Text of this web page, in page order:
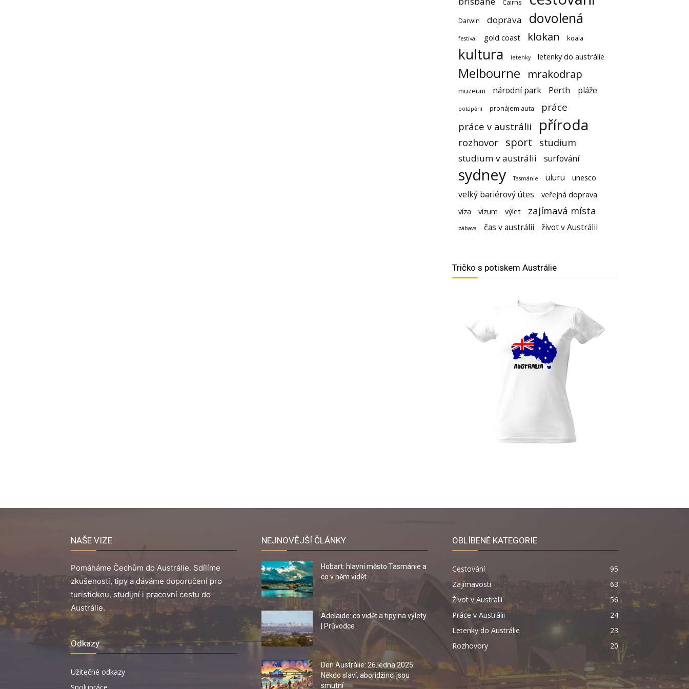
Cairns
Darwin doprava dovolená
festival gold coast klokan koala
kultura letenky letenky do austrálie
Melbourne mrakodrap
muzeum národní park Perth pláže
potápění pronájem auta
práce
práce v austrálii
příroda
rozhovor sport studium
studium v austrálii surfování
sydney Tasmánie uluru unesco
velký bariérový útes
veřejná doprava
víza
vízum výlet zajímavá místa
zábava čas v austrálii život v Austrálii
Tričko s potiskem Austrálie
NAŠE VIZE
Pomáháme Čechům do Austrálie. Sdílíme
zkušenosti, tipy a dáváme doporučení pro
turistickou, studijní i pracovní cestu do
Austrálie.
Odkazy
Užitečné odkazy
NEJNOVĚJŠÍ ČLÁNKY
Hobart: hlavní město Tasmánie a
co v něm vidět
Adelaide: co vidět a tipy na výlety
| Průvodce
Den Austrálie: 26.ledna 2025.
Někdo slaví, aboridžinci jsou
smutní
OBLÍBENÉ KATEGORIE
Cestování
95
Zajímavosti
63
Život v Austrálii
56
Práce v Austrálii
24
Letenky do Austrálie
23
Rozhovory
20